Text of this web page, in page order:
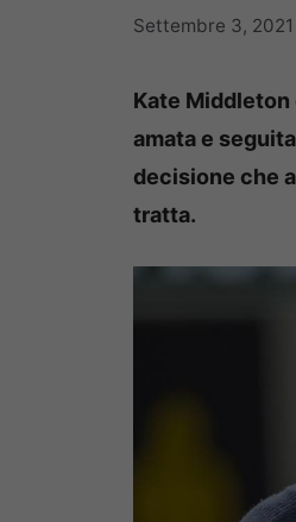
Settembre 3, 2021
Kate
amata e
decisione che
tratta.